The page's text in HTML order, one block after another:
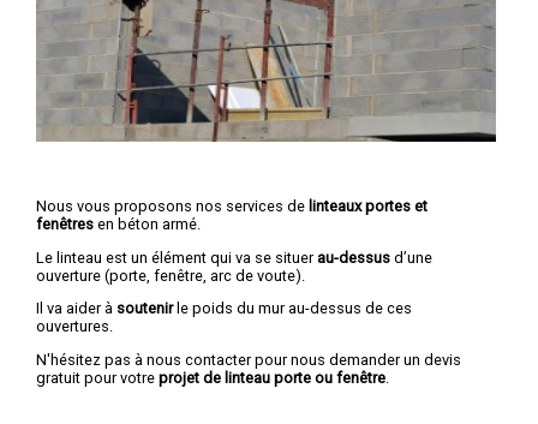
Nous vous proposons nos services de linteaux portes et
fenêtres en béton armé.
Le linteau est un élément qui va se situer au-dessus d’une
ouverture (porte, fenêtre, arc de voute).
Il va aider à soutenirle poids du mur au-dessus de ces
ouvertures.
N'hésitez pas à nous contacter pour nous demander un devis
gratuit pour votre projet de linteau porte ou fenêtre.